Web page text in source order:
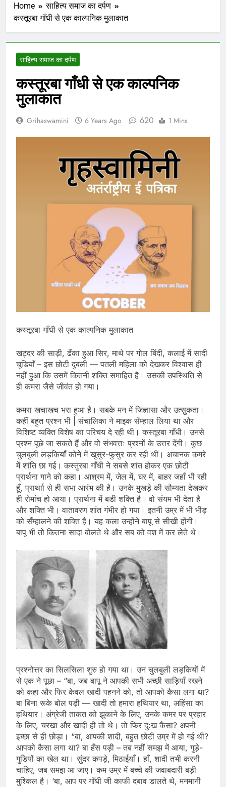
Home
साहित्य समाज का दर्पण
कस्तूरबा गाँधी से एक काल्पनिक मुलाकात
साहित्य समाज का दर्पण
कस्तूरबा गाँधी से एक काल्पनिक
मुलाकात
Grihaswamini 6 Years Ago 620 1 Mins
कस्तूरबा गाँधी से एक काल्पनिक मुलाकात
खट्दर की साड़ी, ढँका हुआ सिर, माथे पर गोल बिंदी, कलाई में सादी
चूडियाँ – इस छोटी दुबली — पतली महिला को देखकर विश्वास ही
नहीं हुआ कि उसमें कितनी शक्ति समाहित है। उसकी उपस्थिति से
ही कमरा जैसे जीवंत हो गया।
कमरा खचाखच भरा हुआ है। सबके मन में जिज्ञासा और उत्सुकता।
कहीं बहुत प्रश्न भी | संचालिका ने माइक सँम्हाल लिया था और
विशिष्ट व्यक्ति विशेष का परिचय दे रही थी। कस्तूरबा गाँधी। उनसे
प्रश्न पूछे जा सकते हैं और वो संभवत्तः प्रश्नों के उत्तर देंगी। कुछ
चुलबुली लड़कियाँ कोने में खुसुर-फुसुर कर रही थीं। अचानक कमरे
में शांति छा गई। कस्तुरबा गाँधी ने सबसे शांत होकर एक छोटी
प्रार्थना गाने को कहा। आश्रम में, जेल में, घर में, बाहर जहाँ भी रही
हूँ, प्रार्थाा से ही सभा आरंभ की है। उनके मुखड़े की सौम्यता देखकर
ही रोमांच हो आया। प्रार्थना में बडी शक्ति है। वो संयम भी देता है
और शक्ति भी। वातावरण शांत गंभीर हो गया। इतनी उम्र में भी भीड़
को सँम्हालने की शक्ति है। यह कला उन्होंने बापू से सीखी होंगी।
बापू भी तो कितना सादा बोलते थे और सब को वश में कर लेते थे।
प्रश्नोत्तर का सिलसिला शुरु हो गया था। उन चुलबुली लड़कियों में
से एक ने पूछा – “बा, जब बापू ने आपकी सभी अच्छी साड़ियाँ रखने
को कहा और फिर केवल खादी पहनने को, तो आपको कैसा लगा था?
बा बिना रूके बोल पड़ी — खादी तो हमारा हथियार था, अहिंसा का
हथियार। अंग्रेजी ताकत को झुकाने के लिए, उनके कमर पर प्रहार
के लिए, चरखा और खादी ही तो थे। तो फिर दु:ख कैसा? अपनी
इच्छा से ही छोड़ा। “बा, आपकी शादी, बहुत छोटी उम्र में हो गई थी?
आपको कैसा लगा था? बा हँस पड़ी – तब नहीं समझ में आया, गुड़े-
गुडियों का खेल था। सुंदर कपड़े, मिठाईयाँ। हाँ, शादी तभी करनी
चाहिए, जब समझ आ जाए। कम उम्र में बच्चे की जवाबदारी बड़ी
मुश्किल है। ‘बा, आप पर गाँधी जी काफी दबाव डालते थे, मनमानी